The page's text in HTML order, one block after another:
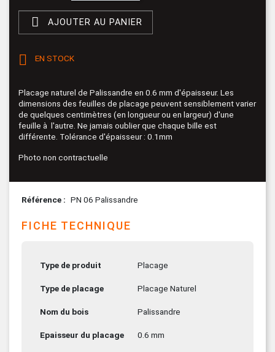
 AJOUTER AU PANIER
 EN STOCK
Placage naturel de Palissandre en 0.6 mm d'épaisseur. Les
dimensions des feuilles de placage peuvent sensiblement varier
de quelques centimètres (en longueur ou en largeur) d'une
feuille à l'autre. Ne jamais oublier que chaque bille est
différente. Tolérance d'épaisseur : 0.1mm
Photo non contractuelle
Référence PN 06 Palissandre
FICHE TECHNIQUE
Type de produit Placage
Type de placage Placage Naturel
Nom du bois Palissandre
Epaisseur du placage 0.6 mm